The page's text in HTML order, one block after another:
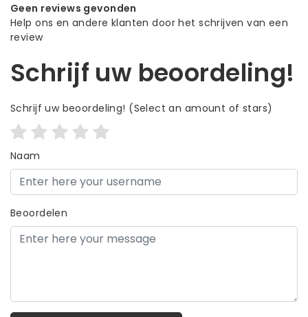
Geen reviews gevonden
Help ons en andere klanten door het schrijven van een
review
Schrijf uw beoordeling!
Schrijf uw beoordeling! (Select an amount of stars)
Naam
Beoordelen